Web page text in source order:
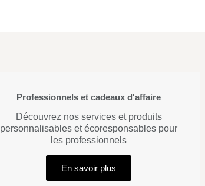
Professionnels et cadeaux d'affaire
Découvrez nos services et produits
personnalisables et écoresponsables pour
les professionnels
En savoir plus